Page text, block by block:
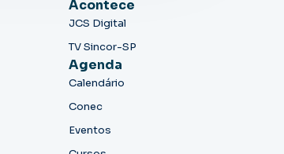
Acontece
JCS Digital
TV Sincor-SP
Agenda
Calendário
Conec
Eventos